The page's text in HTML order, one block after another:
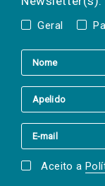
Geral
Aceito a